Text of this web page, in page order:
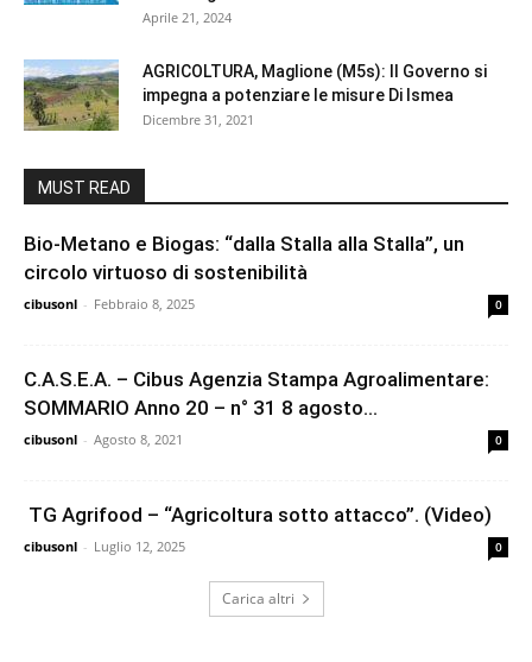
Aprile 21, 2024
AGRICOLTURA, Maglione (M5s): Il Governo si
impegna a potenziare le misure Di Ismea
Dicembre 31, 2021
MUST READ
Bio-Metano e Biogas: “dalla Stalla alla Stalla”, un
circolo virtuoso di sostenibilità
cibusonl - Febbraio 8, 2025 0
C.A.S.E.A. – Cibus Agenzia Stampa Agroalimentare:
SOMMARIO Anno 20 – n° 31 8 agosto...
cibusonl - Agosto 8, 2021 0
TG Agrifood – “Agricoltura sotto attacco”. (Video)
cibusonl - Luglio 12, 2025 0
Carica altri